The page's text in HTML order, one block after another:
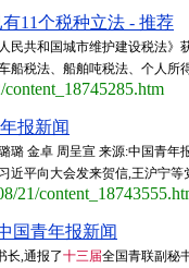
11个税种立法 - 推荐
民共和国城市维护建设税法》
船税法、船舶吨税法、个人
报新闻
璐 金卓 周呈宣 来源:中国青年
近平向大会发来贺信,王沪宁
21/
国青年报新闻
长,通报了十三届全国青联副秘